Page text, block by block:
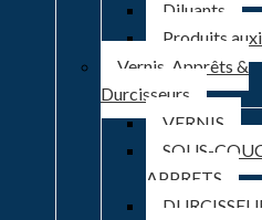
Diluants
Produits
Vernis, Apprêts &
Durcisseurs
VERNIS
SOUS-
APPRETS